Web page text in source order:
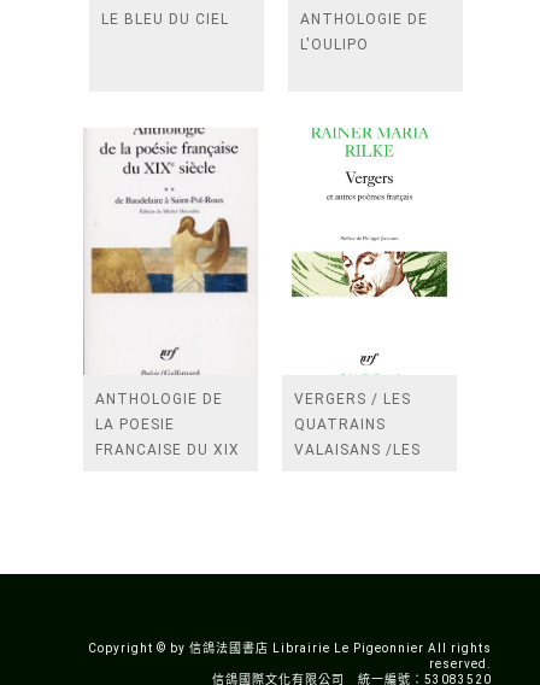
LE BLEU DU CIEL
ANTHOLOGIE DE
L'OULIPO
ANTHOLOGIE DE
LA POESIE
FRANCAISE DU XIX
VERGERS / LES
QUATRAINS
VALAISANS /LES
Copyright © by 信鴿法國書店 Librairie Le Pigeonnier All rights
reserved.
信鴿國際文化有限公司 統一編號：53083520